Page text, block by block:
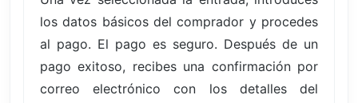
los datos básicos del comprador y procedes
al pago. El pago es seguro. Después de un
pago exitoso, recibes una confirmación por
correo electrónico con los detalles del